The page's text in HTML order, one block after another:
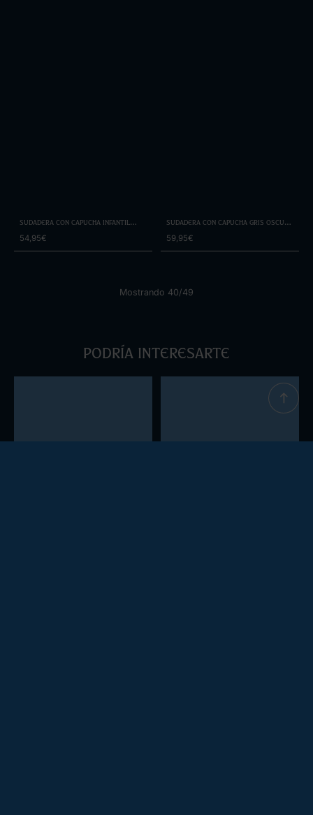
Sudadera con Capucha Infantil
Celeste
54,95€
Sudadera con capucha gris oscuro
59,95€
Mostrando 40/49
Podría interesarte